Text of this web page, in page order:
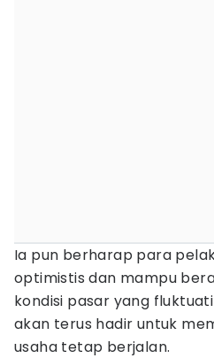
Ia pun berharap para
optimistis dan mampu
kondisi pasar yang
akan terus hadir untuk
usaha tetap berjalan.